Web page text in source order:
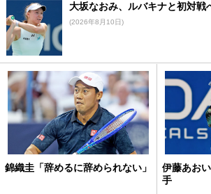
大坂なおみ、ルバキナと初対戦
(2026年8月10日)
錦織圭「辞めるに辞められない」
伊藤あお
手